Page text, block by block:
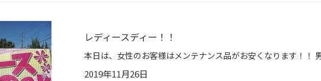
レディースディー！！
2019年11月26日